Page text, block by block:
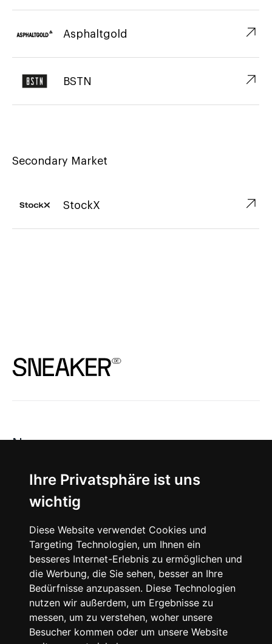
Ihre Privatsphäre ist uns
wichtig
Diese Website verwendet Cookies und
Targeting Technologien, um Ihnen ein
besseres Internet-Erlebnis zu ermöglichen und
die Werbung, die Sie sehen, besser an Ihre
Bedürfnisse anzupassen. Diese Technologien
nutzen wir außerdem, um Ergebnisse zu
messen, um zu verstehen, woher unsere
Besucher kommen oder um unsere Website
Asphaltgold ↗︎
BSTN ↗︎
Secondary Market
StockX ↗︎
News
About
Instagram
Facebook
© 2024 SNEAKERᴰᴱ, All rights reserved.